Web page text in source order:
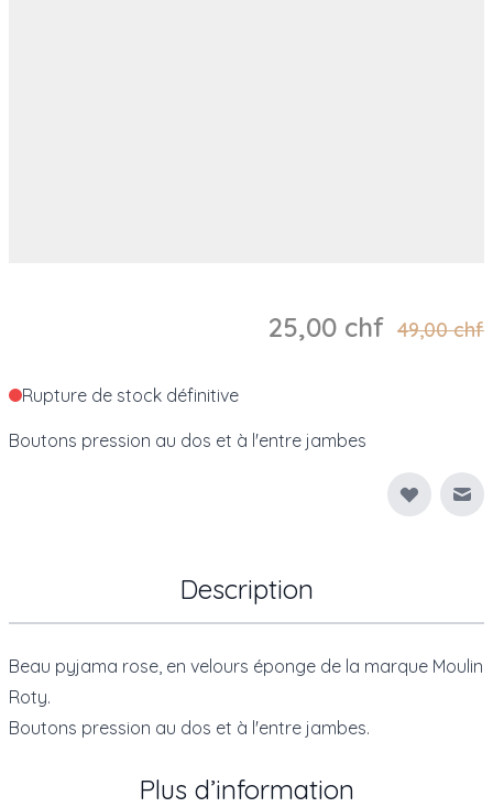
49,00 chf
25,00 chf
Rupture de stock définitive
Boutons pression au dos et à l'entre jambes
Description
Beau pyjama rose, en velours éponge de la marque Moulin
Roty.
Boutons pression au dos et à l'entre jambes.
Plus d’information